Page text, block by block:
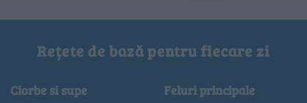
Rețete de bază pentru fiecare zi
Ciorbe si supe Feluri principale